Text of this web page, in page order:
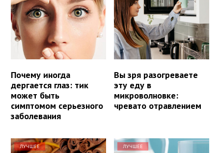
Почему иногда
дергается глаз: тик
может быть
симптомом серьезного
заболевания
Вы зря разогреваете
эту еду в
микроволновке:
чревато отравлением
ЛУЧШЕЕ ЛУЧШЕЕ